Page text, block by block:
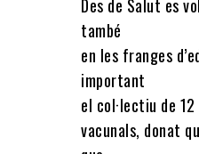
Des de Salut es
també
en les franges
important
el col·lectiu de
vacunals, donat